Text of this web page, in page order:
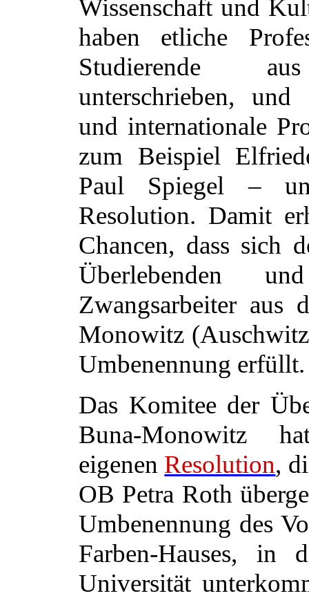
Wissenschaft und
haben etliche
Studierende
unterschrieben, und
und internationale
zum Beispiel
Paul Spiegel –
Resolution. Damit
Chancen, dass sich
Überlebenden
Zwangsarbeiter aus
Monowitz
Umbenennung erfüllt.
Das Komitee der
Buna-Monowitz
eigenen Resolution,
OB Petra Roth
Umbenennung des
Farben-Hauses, in
Universität